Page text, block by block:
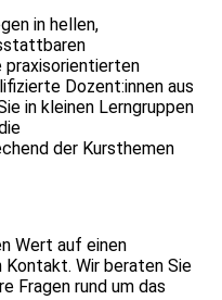
in hellen,
praxisorientierten
Dozent:innen aus
in kleinen Lerngruppen
der Kursthemen
Wert auf einen
Wir beraten Sie
Fragen rund um das